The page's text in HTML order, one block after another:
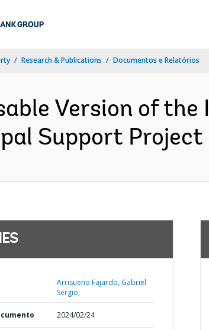
Research & Publications Documentos e Relatórios
Version of
Support Project
Arrisueno Fajardo, Gabriel
Sergio;
2024/02/24